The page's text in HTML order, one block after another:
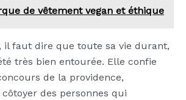
de vêtement vegan et éthique
il faut dire que toute sa vie durant,
très bien entourée. Elle confie
de la providence,
des personnes qui